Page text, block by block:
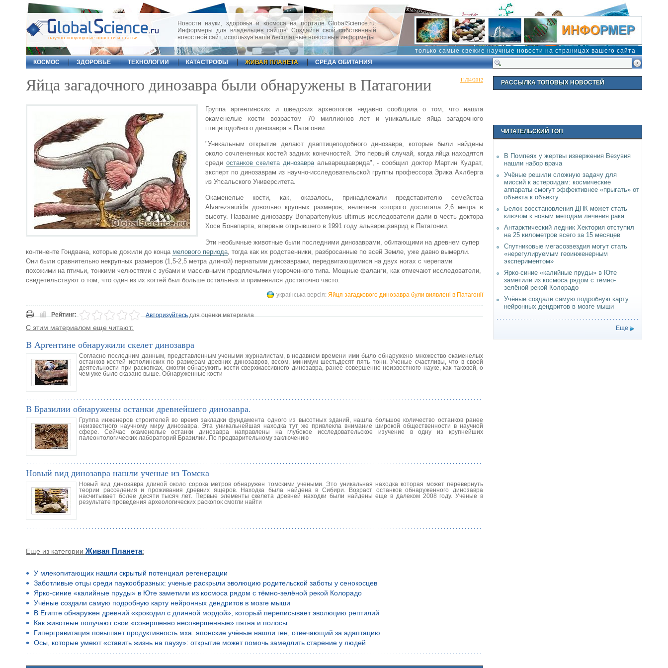
научно-популярные новости и статьи
Новости науки, здоровья и космоса на портале GlobalScience.ru.
Информеры для владельцев сайтов. Создайте свой собственный
новостной сайт, используя наши бесплатные новостные информеры.
только самые свежие научные новости на страницах вашего сайта
КОСМОС
ЗДОРОВЬЕ ТЕХНОЛОГИИ КАТАСТРОФЫ ЖИВАЯ ПЛАНЕТА СРЕДА ОБИТАНИЯ
11/04/2012
Яйца загадочного динозавра были обнаружены в Патагонии
Группа аргентинских и шведских археологов недавно сообщила о том, что нашла
окаменелые кости возрастом 70 миллионов лет и уникальные яйца загадочного
птицеподобного динозавра в Патагонии.
"Уникальным открытие делают дваптицеподобного динозавра, которые были найдены
около сочлененных костей задних конечностей. Это первый случай, когда яйца находятся
среди останков скелета динозавраальварецзаврида", - сообщил доктор Мартин Кудрат,
эксперт по динозаврам из научно-исследовательской группы профессора Эрика Ахлберга
из Упсальского Университета.
Окаменелые кости, как, оказалось, принадлежали представителю семейства
Alvarezsaurida довольно крупных размеров, величина которого достигала 2,6 метра в
высоту. Название динозавру Bonapartenykus ultimus исследователи дали в честь доктора
Хосе Бонапарта, впервые открывшего в 1991 году альварецзаврид в Патагонии.
Эти необычные животные были последними динозаврами, обитающими на древнем супер
континенте Гондвана, которые дожили до конца мелового периода , тогда как их родственники, разбросанные по всей Земле, уже давно вымерли.
Они были сравнительно некрупных размеров (1,5-2,5 метра длиной) пернатыми динозаврами, передвигающимися на двух ногах с черепами
похожими на птичьи, тонкими челюстями с зубами и массивными предплечьями укороченного типа. Мощные фаланги, как отмечают исследователи,
свидетельствуют о том, что один из их когтей был больше остальных и применялся достаточно часто.
українська версія: Яйця загадкового динозавра були виявлені в Патагонії
Рейтинг: Авторизуйтесьдля оценки материала
С этим материалом еще читают:
В Аргентине обнаружили скелет динозавра
Согласно последним данным, представленным учеными журналистам, в недавнем времени ими было обнаружено множество окаменелых
останков костей исполинских по размерам древних динозавров, весом, минимум шестьдесят пять тонн. Ученые счастливы, что в своей
деятельности при раскопках, смогли обнаружить кости сверхмассивного динозавра, ранее совершенно неизвестного науке, как таковой, о
чем уже было сказано выше. Обнаруженные кости
В Бразилии обнаружены останки древнейшего динозавра.
Группа инженеров строителей во время закладки фундамента одного из высотных зданий, нашла большое количество останков ранее
неизвестного научному миру динозавра. Эта уникальнейшая находка тут же привлекла внимание широкой общественности в научной
сфере. Сейчас окаменелые останки динозавра направлены на глубокое исследовательское изучение в одну из крупнейших
палеонтологических лабораторий Бразилии. По предварительному заключению
Новый вид динозавра нашли ученые из Томска
Новый вид динозавра длиной около сорока метров обнаружен томскими учеными. Это уникальная находка которая может перевернуть
теории расселения и проживания древних ящеров. Находка была найдена в Сибири. Возраст останков обнаруженного динозавра
насчитывает более десяти тысяч лет. Первые элементы скелета древней находки были найдены еще в далеком 2008 году. Ученые в
результате проведения археологических раскопок смогли найти
Еще из категории Живая Планета:
У млекопитающих нашли скрытый потенциал регенерации
Заботливые отцы среди паукообразных: ученые раскрыли эволюцию родительской заботы у сенокосцев
Ярко-синие «калийные пруды» в Юте заметили из космоса рядом с тёмно-зелёной рекой Колорадо
Учёные создали самую подробную карту нейронных дендритов в мозге мыши
В Египте обнаружен древний «крокодил с длинной мордой», который переписывает эволюцию рептилий
Как животные получают свои «совершенно несовершенные» пятна и полосы
Гипергравитация повышает продуктивность мха: японские учёные нашли ген, отвечающий за адаптацию
Осы, которые умеют «ставить жизнь на паузу»: открытие может помочь замедлить старение у людей
РАССЫЛКА ТОПОВЫХ НОВОСТЕЙ
ЧИТАТЕЛЬСКИЙ ТОП
В Помпеях у жертвы извержения Везувия
нашли набор врача
Учёные решили сложную задачу для
миссий к астероидам: космические
аппараты смогут эффективнее «прыгать» от
объекта к объекту
Белок восстановления ДНК может стать
ключом к новым методам лечения рака
Антарктический ледник Хектория отступил
на 25 километров всего за 15 месяцев
Спутниковые мегасозвездия могут стать
«нерегулируемым геоинженерным
экспериментом»
Ярко-синие «калийные пруды» в Юте
заметили из космоса рядом с тёмно-
зелёной рекой Колорадо
Учёные создали самую подробную карту
нейронных дендритов в мозге мыши
Еще